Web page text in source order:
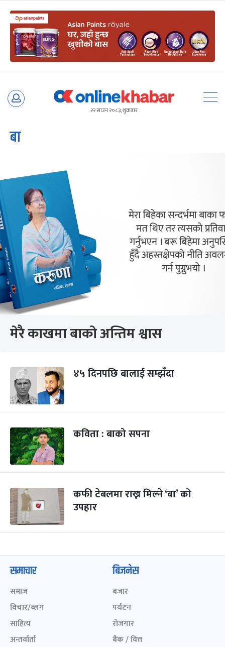
Skip
२२ साउन २०८३, शुक्रबार
बा
मेरै काखमा बाको अन्तिम श्वास
४५ दिनपछि बालाई सम्झँदा
कविता : बाको सपना
कफी टेबलमा राख्न मिल्ने ‘बा’ को
उपहार
समाचार
समाज
विचार/ब्लग
साहित्य
अन्तर्वार्ता
बिजनेस
बजार
पर्यटन
रोजगार
बैंक / वित्त